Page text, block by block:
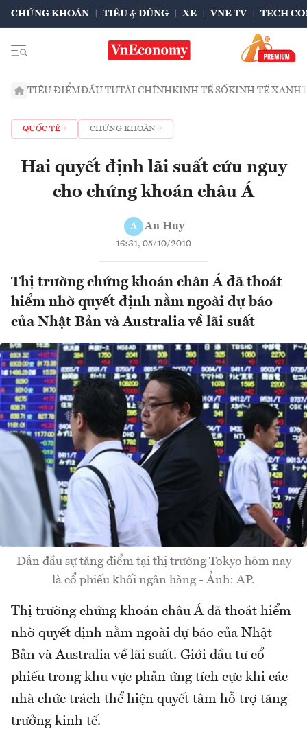
CHỨNG KHOÁN TIÊU & DÙNG XE VNE TV TECH
TIÊU ĐIỂMĐẦU TƯTÀI CHÍNHKINH TẾ SỐKINH TẾ XANH
QUỐC TẾ CHỨNG KHOÁN
Hai quyết định lãi suất cứu nguy
cho chứng khoán châu Á
A An Huy
16:31, 05/10/2010
Thị trường chứng khoán châu Á đã thoát
hiểm nhờ quyết định nằm ngoài dự báo
của Nhật Bản và Australia về lãi suất
Dẫn đầu sự tăng điểm tại thị trường Tokyo hôm nay
là cổ phiếu khối ngân hàng - Ảnh: AP.
Thị trường chứng khoán châu Á đã thoát hiểm
nhờ quyết định nằm ngoài dự báo của Nhật
Bản và Australia về lãi suất. Giới đầu tư cổ
phiếu trong khu vực phản ứng tích cực khi các
nhà chức trách thể hiện quyết tâm hỗ trợ tăng
trưởng kinh tế.